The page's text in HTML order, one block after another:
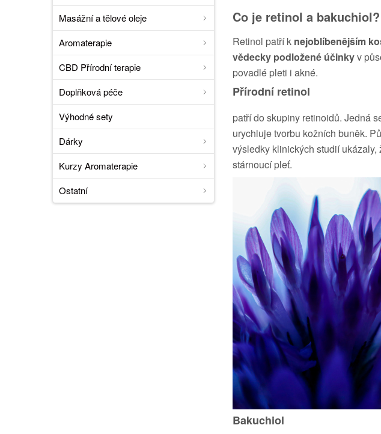
Masážní a tělové oleje
Aromaterapie
CBD Přírodní terapie
Doplňková péče
Výhodné sety
Dárky
Kurzy Aromaterapie
Ostatní
Co je retinol a bakuchiol?
Retinol patří k nejoblíbenějším
vědecky podložené účinkyv
povadlé pleti i akné.
Přírodní retinol
patří do skupiny retinoidů. Jedná
urychluje tvorbu kožních buněk.
výsledky klinických studií
stárnoucí pleť.
Bakuchiol